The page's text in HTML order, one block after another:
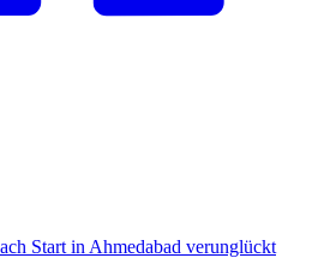
Start in Ahmedabad verunglückt